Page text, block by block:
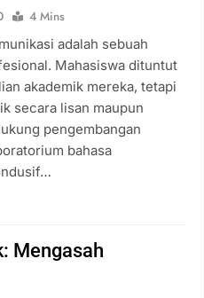
4 Mins
adalah sebuah
Mahasiswa dituntut
akademik mereka, tetapi
secara lisan maupun
pengembangan
bahasa
Mengasah